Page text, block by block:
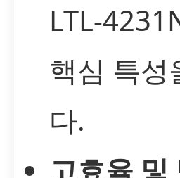
LTL-
핵심 특성
다.
고효율 및